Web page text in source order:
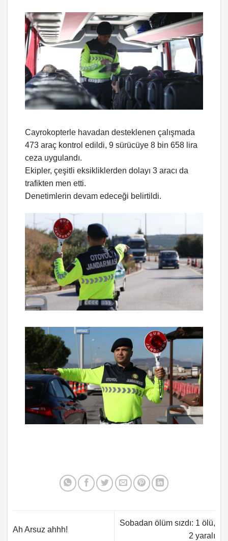
Cayrokopterle havadan desteklenen çalışmada
473 araç kontrol edildi, 9 sürücüye 8 bin 658 lira
ceza uygulandı.
Ekipler, çeşitli eksikliklerden dolayı 3 aracı da
trafikten men etti.
Denetimlerin devam edeceği belirtildi.
Ah Arsuz ahhh!
Sobadan ölüm sızdı: 1 ölü,
2 yaralı